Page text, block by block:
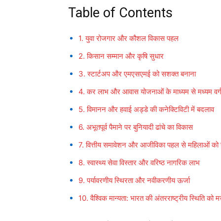
Table of Contents
1. युवा रोजगार और कौशल विकास पहल
2. किसान सम्मान और कृषि सुधार
3. स्टार्टअप और एमएसएमई को सशक्त बनाना
4. कर लाभ और आवास योजनाओं के माध्यम से मध्यम वर्ग
5. विमानन और हवाई अड्डे की कनेक्टिविटी में बदलाव
6. अभूतपूर्व पैमाने पर बुनियादी ढांचे का विकास
7. वित्तीय समावेशन और आजीविका पहल से महिलाओं को
8. स्वास्थ्य सेवा विस्तार और वरिष्ठ नागरिक लाभ
9. पर्यावरणीय स्थिरता और नवीकरणीय ऊर्जा
10. वैश्विक मान्यता: भारत की अंतरराष्ट्रीय स्थिति को